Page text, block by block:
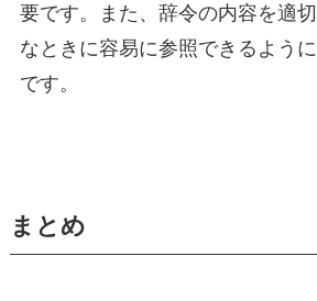
要です。また、辞令の内容を適
なときに容易に参照できるよう
です。
まとめ